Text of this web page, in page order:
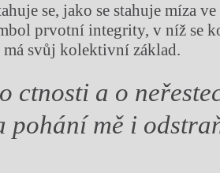
se, jako se stahuje míza
prvotní integrity, v níž se
svůj kolektivní základ.
ctnosti a o
pohání mě i